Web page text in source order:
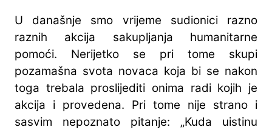
U današnje smo vrijeme sudionici razno
raznih akcija sakupljanja humanitarne
pomoći. Nerijetko se pri tome skupi
pozamašna svota novaca koja bi se nakon
toga trebala proslijediti onima radi kojih je
akcija i provedena. Pri tome nije strano i
sasvim nepoznato pitanje: „Kuda uistinu